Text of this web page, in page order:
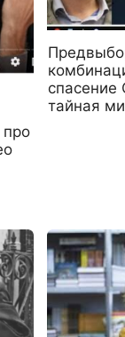
про
спасение
тайная